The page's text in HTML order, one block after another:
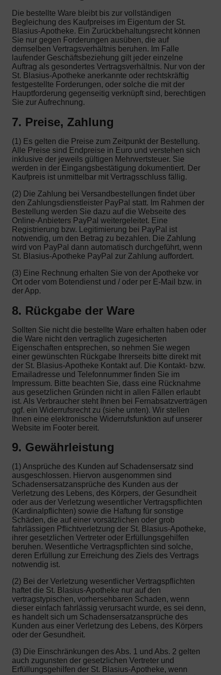
Die bestellte Ware bleibt bis zur vollständigen
Begleichung des Kaufpreises im Eigentum der St.
Blasius-Apotheke. Ein Zurückbehaltungsrecht können
Sie nur gegen Forderungen ausüben, die auf
demselben Vertragsverhältnis beruhen. Im Falle
laufender Geschäftsbeziehung gilt jeder einzelne
Auftrag als gesondertes Vertragsverhältnis. Nur von der
St. Blasius-Apotheke anerkannte oder rechtskräftig
festgestellte Forderungen, oder solche die mit der
Hauptforderung gegenseitig verknüpft sind, berechtigen
Sie zur Aufrechnung.
7. Preise, Zahlung
(1) Es gelten die Preise zum Zeitpunkt der Bestellung.
Alle Preise sind Endpreise in Euro und verstehen sich
inklusive der jeweils gültigen Mehrwertsteuer. Sie
werden in der Eingangsbestätigung dokumentiert. Der
Kaufpreis ist unmittelbar mit Vertragsschluss fällig.
(2) Die Zahlung bei Versandbestellungen findet über
den Zahlungsdienstleister PayPal statt. Im Rahmen der
Bestellung werden Sie dazu auf die Webseite des
Online-Anbieters PayPal weitergeleitet. Eine
Registrierung bzw. Legitimierung bei PayPal ist
notwendig, um den Betrag zu bezahlen. Die Zahlung
wird von PayPal dann automatisch durchgeführt, wenn
St. Blasius-Apotheke PayPal zur Zahlung auffordert.
(3) Eine Rechnung erhalten Sie von der Apotheke vor
Ort oder vom Botendienst und / oder per E-Mail bzw. in
der App.
8. Rückgabe der Ware
Sollten Sie nicht die bestellte Ware erhalten haben oder
die Ware nicht den vertraglich zugesicherten
Eigenschaften entsprechen, so nehmen Sie wegen
einer gewünschten Rückgabe Ihrerseits bitte direkt mit
der St. Blasius-Apotheke Kontakt auf. Die Kontakt- bzw.
Emailadresse und Telefonnummer finden Sie im
Impressum. Bitte beachten Sie, dass eine Rücknahme
aus gesetzlichen Gründen nicht in allen Fällen erlaubt
ist. Als Verbraucher steht Ihnen bei Fernabsatzverträgen
ggf. ein Widerrufsrecht zu (siehe unten). Wir stellen
Ihnen eine elektronische Widerrufsfunktion auf unserer
Website im Footer bereit.
9. Gewährleistung
(1) Ansprüche des Kunden auf Schadensersatz sind
ausgeschlossen. Hiervon ausgenommen sind
Schadensersatzansprüche des Kunden aus der
Verletzung des Lebens, des Körpers, der Gesundheit
oder aus der Verletzung wesentlicher Vertragspflichten
(Kardinalpflichten) sowie die Haftung für sonstige
Schäden, die auf einer vorsätzlichen oder grob
fahrlässigen Pflichtverletzung der St. Blasius-Apotheke,
ihrer gesetzlichen Vertreter oder Erfüllungsgehilfen
beruhen. Wesentliche Vertragspflichten sind solche,
deren Erfüllung zur Erreichung des Ziels des Vertrags
notwendig ist.
(2) Bei der Verletzung wesentlicher Vertragspflichten
haftet die St. Blasius-Apotheke nur auf den
vertragstypischen, vorhersehbaren Schaden, wenn
dieser einfach fahrlässig verursacht wurde, es sei denn,
es handelt sich um Schadensersatzansprüche des
Kunden aus einer Verletzung des Lebens, des Körpers
oder der Gesundheit.
(3) Die Einschränkungen des Abs. 1 und Abs. 2 gelten
auch zugunsten der gesetzlichen Vertreter und
Erfüllungsgehilfen der St. Blasius-Apotheke, wenn